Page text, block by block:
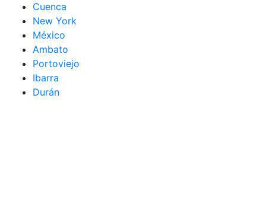
Cuenca
New York
México
Ambato
Portoviejo
Ibarra
Durán